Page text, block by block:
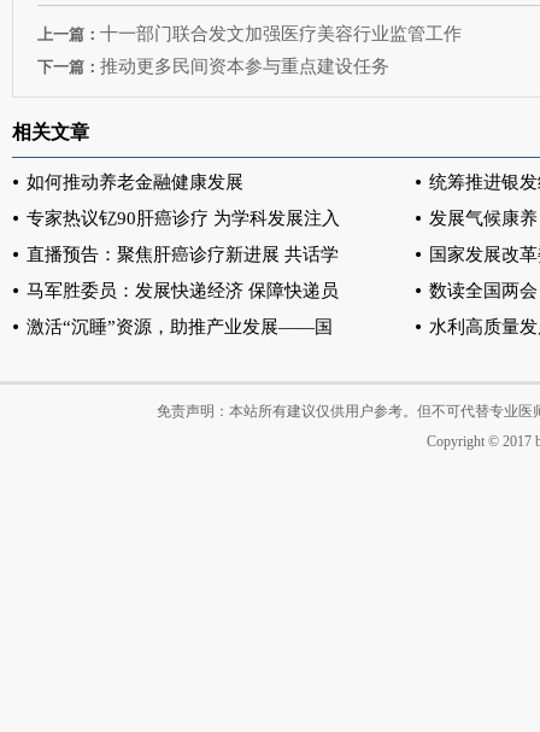
上一篇： 十一部门联合发文加强医疗美容行业监管工作
下一篇： 推动更多民间资本参与重点建设任务
相关文章
如何推动养老金融健康发展
统筹推进银
专家热议钇90肝癌诊疗 为学科发展注入
发展气候康
直播预告：聚焦肝癌诊疗新进展 共话学
国家发展改
马军胜委员：发展快递经济 保障快递员
数读全国两
激活“沉睡”资源，助推产业发展——国
水利高质量
免责声明：本站所有建议仅供用户参考。但不可代替专业
Copyright © 2017